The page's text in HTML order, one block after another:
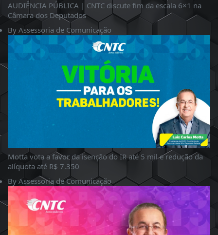
AUDIÊNCIA PÚBLICA | CNTC discute fim da escala 6×1 na
Câmara dos Deputados
By Assessoria de Comunicação
Motta vota a favor da isenção do IR até 5 mil e redução da
alíquota até R$ 7.350
By Assessoria de Comunicação